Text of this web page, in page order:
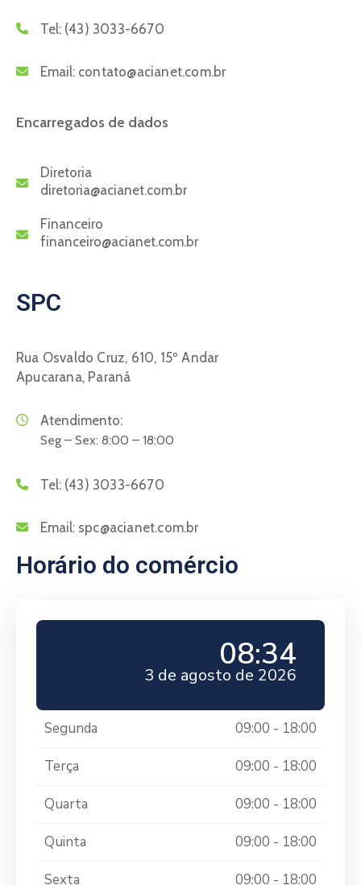
Tel: (43) 3033-6670
Email: contato@acianet.com.br
Encarregados de dados
Diretoria
diretoria@acianet.com.br
Financeiro
financeiro@acianet.com.br
SPC
Rua Osvaldo Cruz, 610, 15º Andar
Apucarana, Paraná
Atendimento:
Seg – Sex: 8:00 – 18:00
Tel: (43) 3033-6670
Email: spc@acianet.com.br
Horário do comércio
08:34
3 de agosto de 2026
Segunda 09:00 - 18:00
Terça 09:00 - 18:00
Quarta 09:00 - 18:00
Quinta 09:00 - 18:00
Sexta 09:00 - 18:00